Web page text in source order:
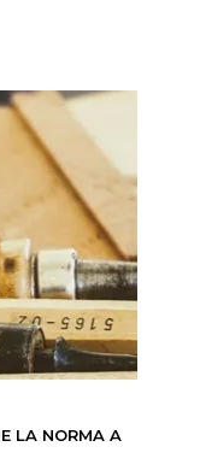
LA NORMA A